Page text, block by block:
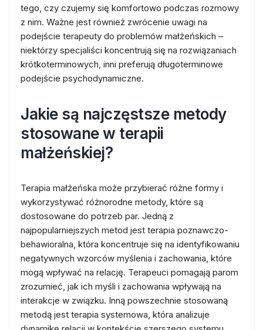
tego, czy czujemy się komfortowo podczas rozmowy
z nim. Ważne jest również zwrócenie uwagi na
podejście terapeuty do problemów małżeńskich –
niektórzy specjaliści koncentrują się na rozwiązaniach
krótkoterminowych, inni preferują długoterminowe
podejście psychodynamiczne.
Jakie są najczęstsze metody
stosowane w terapii
małżeńskiej?
Terapia małżeńska może przybierać różne formy i
wykorzystywać różnorodne metody, które są
dostosowane do potrzeb par. Jedną z
najpopularniejszych metod jest terapia poznawczo-
behawioralna, która koncentruje się na identyfikowaniu
negatywnych wzorców myślenia i zachowania, które
mogą wpływać na relację. Terapeuci pomagają parom
zrozumieć, jak ich myśli i zachowania wpływają na
interakcje w związku. Inną powszechnie stosowaną
metodą jest terapia systemowa, która analizuje